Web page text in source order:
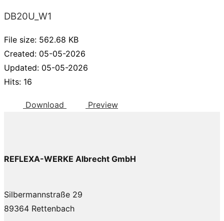
DB20U_W1
File size: 562.68 KB
Created: 05-05-2026
Updated: 05-05-2026
Hits: 16
Download Preview
REFLEXA-WERKE Albrecht GmbH
Silbermannstraße 29
89364 Rettenbach